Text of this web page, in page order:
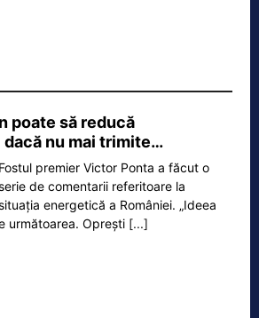
poate să reducă
nu mai trimite…
Fostul premier Victor Ponta a făcut o
de comentarii referitoare la
energetică a României. „Ideea
următoarea. Oprești [...]